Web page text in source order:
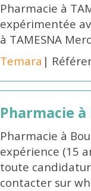
Pharmacie à
expérimentée
à TAMESNA
Temara |
Pharmacie
Pharmacie à
expérience (15
toute
contacter sur